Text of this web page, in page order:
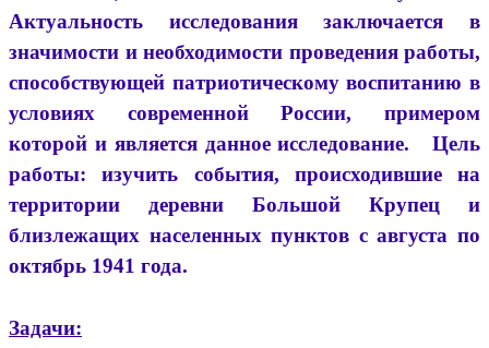
Актуальность исследования заключается в
значимости и необходимости проведения работы,
способствующей патриотическому воспитанию в
условиях современной России, примером
которой и является данное исследование. Цель
работы: изучить события, происходившие на
территории деревни Большой Крупец и
близлежащих населенных пунктов с августа по
октябрь 1941 года.
Задачи: